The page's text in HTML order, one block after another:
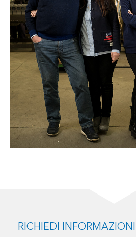
RICHIEDI INFORMAZIONI